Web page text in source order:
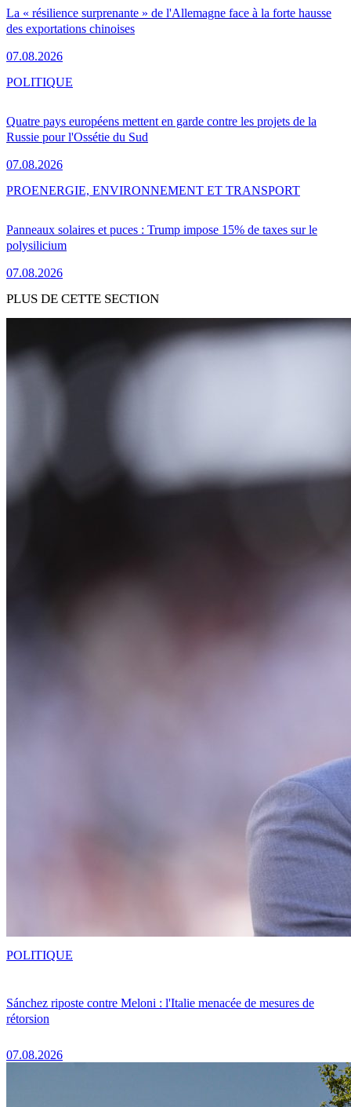
La « résilience surprenante » de l'Allemagne face à la forte hausse
des exportations chinoises
07.08.2026
Quatre pays européens mettent en garde contre les projets de la
Russie pour l'Ossétie du Sud
07.08.2026
POLITIQUE
Panneaux solaires et puces : Trump impose 15% de taxes sur le
polysilicium
07.08.2026
PROENERGIE, ENVIRONNEMENT ET TRANSPORT
PLUS DE CETTE SECTION
Sánchez riposte contre Meloni : l'Italie menacée de mesures de
rétorsion
07.08.2026
POLITIQUE